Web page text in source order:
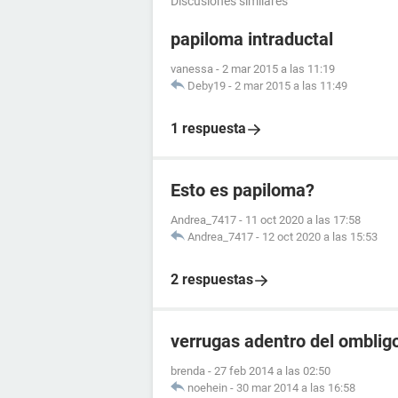
papiloma intraductal
vanessa - 2 mar 2015 a las 11:19
Deby19 - 2 mar 2015 a las 11:49
1 respuesta
Esto es papiloma?
Andrea_7417 - 11 oct 2020 a las 17:58
Andrea_7417 - 12 oct 2020 a las 15:53
2 respuestas
verrugas adentro del
brenda - 27 feb 2014 a las 02:50
noehein - 30 mar 2014 a las 16:58